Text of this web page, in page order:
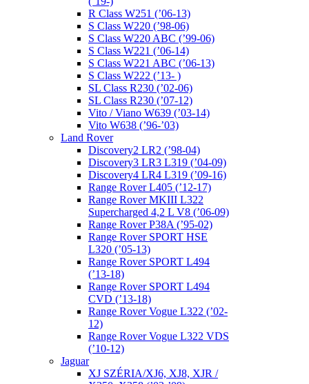
R Class W251 (’06-13)
S Class W220 (’98-06)
S Class W220 ABC (’99-06)
S Class W221 (’06-14)
S Class W221 ABC (’06-13)
S Class W222 (’13- )
SL Class R230 (’02-06)
SL Class R230 (’07-12)
Vito / Viano W639 (’03-14)
Vito W638 (’96-’03)
Land Rover
Discovery2 LR2 (’98-04)
Discovery3 LR3 L319 (’04-09)
Discovery4 LR4 L319 (’09-16)
Range Rover L405 (’12-17)
Range Rover MKIII L322
Supercharged 4,2 L V8 (’06-09)
Range Rover P38A (’95-02)
Range Rover SPORT HSE
L320 (’05-13)
Range Rover SPORT L494
(’13-18)
Range Rover SPORT L494
CVD (’13-18)
Range Rover Vogue L322 (’02-
12)
Range Rover Vogue L322 VDS
(’10-12)
Jaguar
XJ SZÉRIA/XJ6, XJ8, XJR /